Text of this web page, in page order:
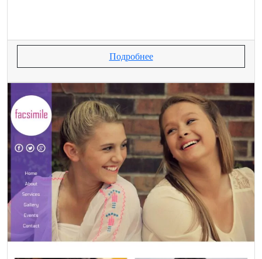
Подробнее